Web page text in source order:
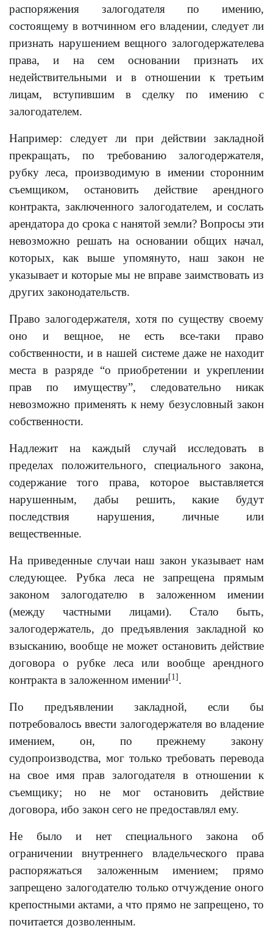
распоряжения залогодателя по имению,
состоящему в вотчинном его владении, следует ли
признать нарушением вещного залогодержателева
права, и на сем основании признать их
недействительными и в отношении к третьим
лицам, вступившим в сделку по имению с
залогодателем.
Например: следует ли при действии закладной
прекращать, по требованию залогодержателя,
рубку леса, производимую в имении сторонним
съемщиком, остановить действие арендного
контракта, заключенного залогодателем, и сослать
арендатора до срока с нанятой земли? Вопросы эти
невозможно решать на основании общих начал,
которых, как выше упомянуто, наш закон не
указывает и которые мы не вправе заимствовать из
других законодательств.
Право залогодержателя, хотя по существу своему
оно и вещное, не есть все-таки право
собственности, и в нашей системе даже не находит
места в разряде “о приобретении и укреплении
прав по имуществу”, следовательно никак
невозможно применять к нему безусловный закон
собственности.
Надлежит на каждый случай исследовать в
пределах положительного, специального закона,
содержание того права, которое выставляется
нарушенным, дабы решить, какие будут
последствия нарушения, личные или
вещественные.
На приведенные случаи наш закон указывает нам
следующее. Рубка леса не запрещена прямым
законом залогодателю в заложенном имении
(между частными лицами). Стало быть,
залогодержатель, до предъявления закладной ко
взысканию, вообще не может остановить действие
договора о рубке леса или вообще арендного
контракта в заложенном имении[1] .
По предъявлении закладной, если бы
потребовалось ввести залогодержателя во владение
имением, он, по прежнему закону
судопроизводства, мог только требовать перевода
на свое имя прав залогодателя в отношении к
съемщику; но не мог остановить действие
договора, ибо закон сего не предоставлял ему.
Не было и нет специального закона об
ограничении внутреннего владельческого права
распоряжаться заложенным имением; прямо
запрещено залогодателю только отчуждение оного
крепостными актами, а что прямо не запрещено, то
почитается дозволенным.